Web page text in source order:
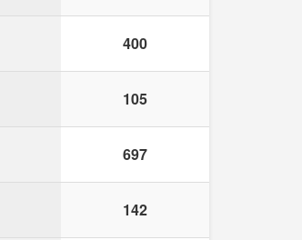
400
105
697
142